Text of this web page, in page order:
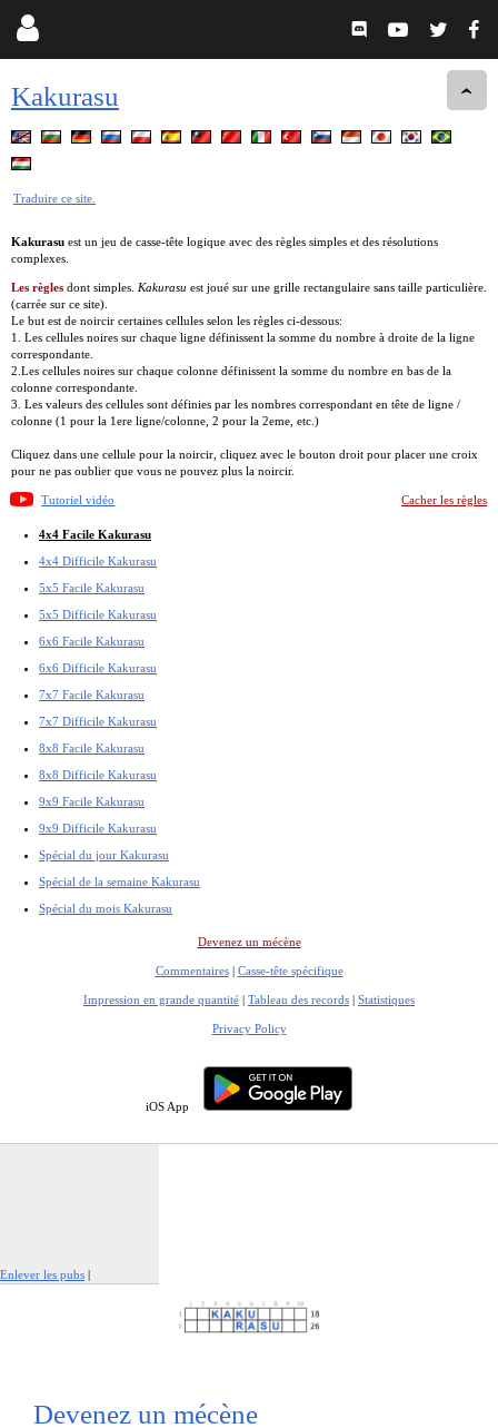
Kakurasu
Traduire ce site.
Kakurasu est un jeu de casse-tête logique avec des règles simples et des résolutions
complexes.
Les règles dont simples. Kakurasu est joué sur une grille rectangulaire sans taille particulière.
(carrée sur ce site).
Le but est de noircir certaines cellules selon les règles ci-dessous:
1. Les cellules noires sur chaque ligne définissent la somme du nombre à droite de la ligne
correspondante.
2.Les cellules noires sur chaque colonne définissent la somme du nombre en bas de la
colonne correspondante.
3. Les valeurs des cellules sont définies par les nombres correspondant en tête de ligne /
colonne (1 pour la 1ere ligne/colonne, 2 pour la 2eme, etc.)
Cliquez dans une cellule pour la noircir, cliquez avec le bouton droit pour placer une croix
pour ne pas oublier que vous ne pouvez plus la noircir.
Tutoriel vidéo Cacher les règles
4x4 Facile Kakurasu
4x4 Difficile Kakurasu
5x5 Facile Kakurasu
5x5 Difficile Kakurasu
6x6 Facile Kakurasu
6x6 Difficile Kakurasu
7x7 Facile Kakurasu
7x7 Difficile Kakurasu
8x8 Facile Kakurasu
8x8 Difficile Kakurasu
9x9 Facile Kakurasu
9x9 Difficile Kakurasu
Spécial du jour Kakurasu
Spécial de la semaine Kakurasu
Spécial du mois Kakurasu
Devenez un mécène
Commentaires| Casse-tête spécifique
Impression en grande quantité | Tableau des records | Statistiques
Privacy Policy
iOS App
Enlever les pubs |
Devenez un mécène